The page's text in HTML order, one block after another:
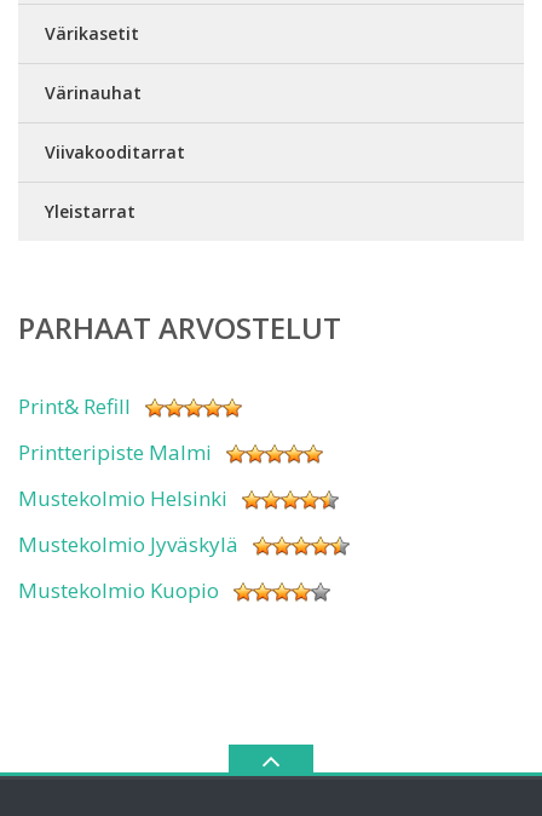
Värikasetit
Värinauhat
Viivakooditarrat
Yleistarrat
PARHAAT ARVOSTELUT
Print& Refill
Printteripiste Malmi
Mustekolmio Helsinki
Mustekolmio Jyväskylä
Mustekolmio Kuopio